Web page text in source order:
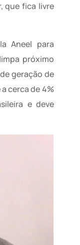
que fica livre
Aneel para
próximo
geração de
cerca de 4%
e deve